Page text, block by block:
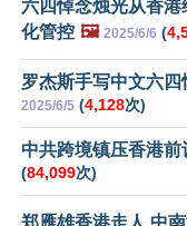
六四悼念烛光从香
化管控 🖼️ 2025/6/6 (
罗杰斯手写中文六
2025/6/5 (4,128次)
中共跨境镇压香港
(84,099次)
郑雁雄香港走人 中